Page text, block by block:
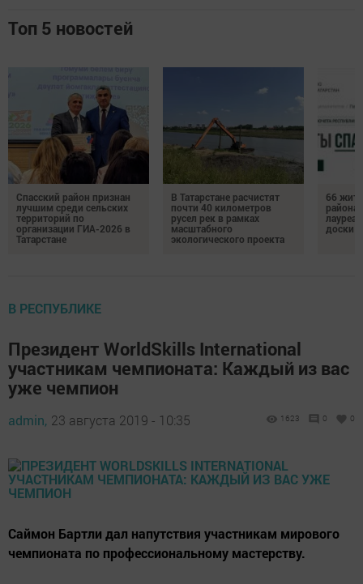
Топ 5 новостей
Спасский район признан
лучшим среди сельских
территорий по
организации ГИА-2026 в
Татарстане
В Татарстане расчистят
почти 40 километров
русел рек в рамках
масштабного
экологического проекта
66
района
доски
В РЕСПУБЛИКЕ
Президент WorldSkills International
участникам чемпионата: Каждый из вас
уже чемпион
admin, 23 августа 2019 - 10:35 1623 0 0
Саймон Бартли дал напутствия участникам мирового
чемпионата по профессиональному мастерству.